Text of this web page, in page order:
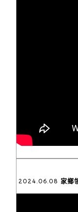
2024.06.08 家鄉